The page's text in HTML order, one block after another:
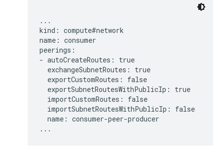
...
kind: compute#network
name: consumer
peerings:
- autoCreateRoutes: true
  exchangeSubnetRoutes: true
  exportCustomRoutes: false
  exportSubnetRoutesWithPublicIp: true
  importCustomRoutes: false
  importSubnetRoutesWithPublicIp: false
  name: consumer-peer-producer